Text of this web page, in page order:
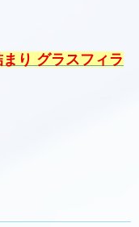
まり グラスフィラ